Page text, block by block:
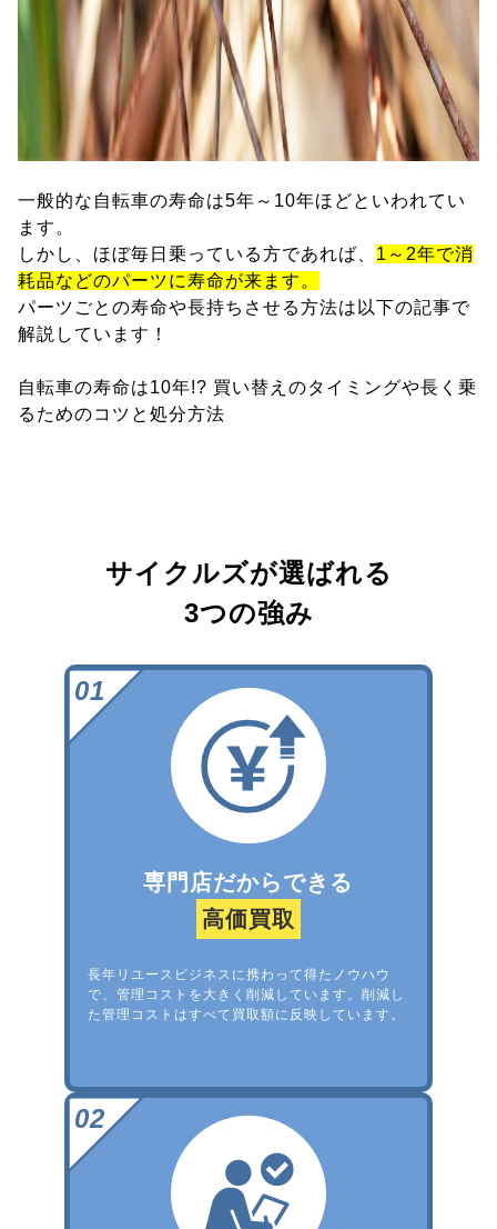
一般的な自転車の寿命は5年～10年ほどといわれてい
ます。
しかし、ほぼ毎日乗っている方であれば、 1～2年で消
耗品などのパーツに寿命が来ます。
パーツごとの寿命や長持ちさせる方法は以下の記事で
解説しています！
自転車の寿命は10年!? 買い替えのタイミングや長く乗
るためのコツと処分方法
サイクルズが選ばれる
3つの強み
専門店だからできる
高価買取
長年リユースビジネスに携わって得たノウハウ
で、管理コストを大きく削減しています。削減し
た管理コストはすべて買取額に反映しています。